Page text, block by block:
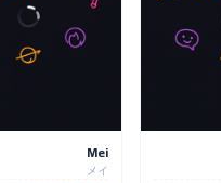
Mei
メイ